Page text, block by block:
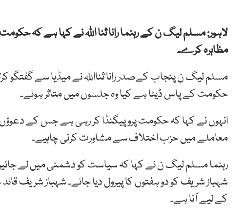
لاہور: مسلم لیگ ن کے رہنما رانا ثنا اللہ نے کہا ہے کہ
مظاہرہ کرے۔
مسلم لیگ ن پنجاب کےصدر رانا ثنااللہ نے میڈیا سے گفتگو
حکومت کے پاس ڈیٹا ہے کیا وہ جلسوں میں متاثر ہوئے۔
انہوں نے کہا کہ حکومت پروپیگنڈا کر رہی ہے جس کے
معاملے میں حزب اختلاف سے مشاورت کرنی چاہیے۔
رہنما مسلم لیگ ن نے کہا کہ سیاست کو دشمنی میں لے
شہباز شریف کو دو ہفتوں کا پیرول دیا جائے۔ شہباز شریف
کے لیے آنا ہے۔